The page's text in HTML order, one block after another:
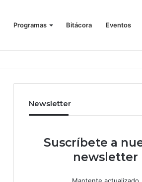
Programas Bitácora Eventos
Newsletter
Suscríbete a
newsletter